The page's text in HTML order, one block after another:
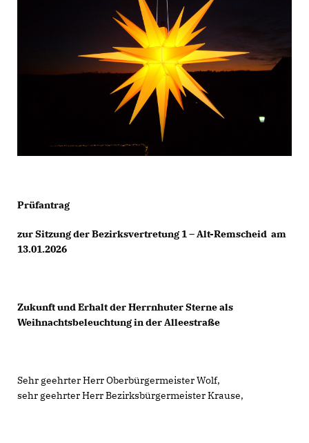
Prüfantrag
zur Sitzung der Bezirksvertretung 1 – Alt-Remscheid am
13.01.2026
Zukunft und Erhalt der Herrnhuter Sterne als
Weihnachtsbeleuchtung in der Alleestraße
Sehr geehrter Herr Oberbürgermeister Wolf,
sehr geehrter Herr Bezirksbürgermeister Krause,